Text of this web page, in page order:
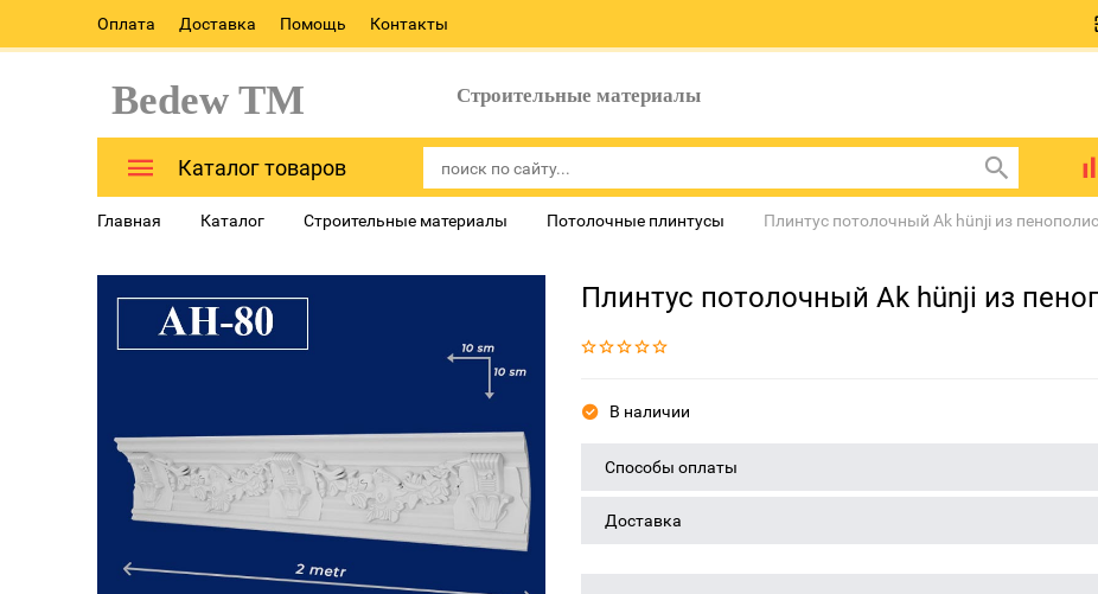
Оплата Доставка Помощь Контакты
Bedew TM Строительные материалы
Каталог товаров
Главная Каталог Строительные материалы Потолочные плинтусы Плинтус потолочный Ak hünji из
Плинтус потолочный Ak hünji из
В наличии
Способы оплаты
Доставка